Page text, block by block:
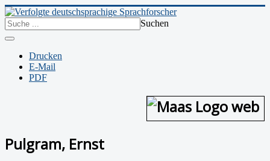
Suchen
Drucken
E-Mail
PDF
Pulgram, Ernst